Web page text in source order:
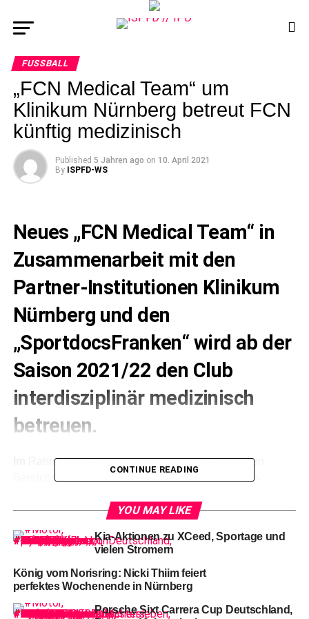
FUSSBALL
„FCN Medical Team“ um
Klinikum Nürnberg betreut FCN
künftig medizinisch
Published 5 Jahren ago on 10. April 2021
By ISPFD-WS
Neues „FCN Medical Team“ in
Zusammenarbeit mit den
Partner-Institutionen Klinikum
Nürnberg und den
„SportdocsFranken“ wird ab der
Saison 2021/22 den Club
interdisziplinär medizinisch
betreuen.
Rahmen der Neuausrichtung des medizinischen
Bereichs des Vereins werden von den neuen Club-
Lizenzmannschaft und des
NachwuchsLeistungsZentrums des 1. FC Nürnberg
übernehmen. Der ehemalige Junioren-Spieler des Club,
seine langjährigen Erfahrungen bei BFV, DFL, DFB und
FIFA einbringen.
CONTINUE READING
YOU MAY LIKE
Kia-Aktionen zu XCeed, Sportage und
vielen Stromern
König vom Norisring: Nicki Thiim feiert
perfektes Wochenende in Nürnberg
Porsche Sixt Carrera Cup Deutschland,